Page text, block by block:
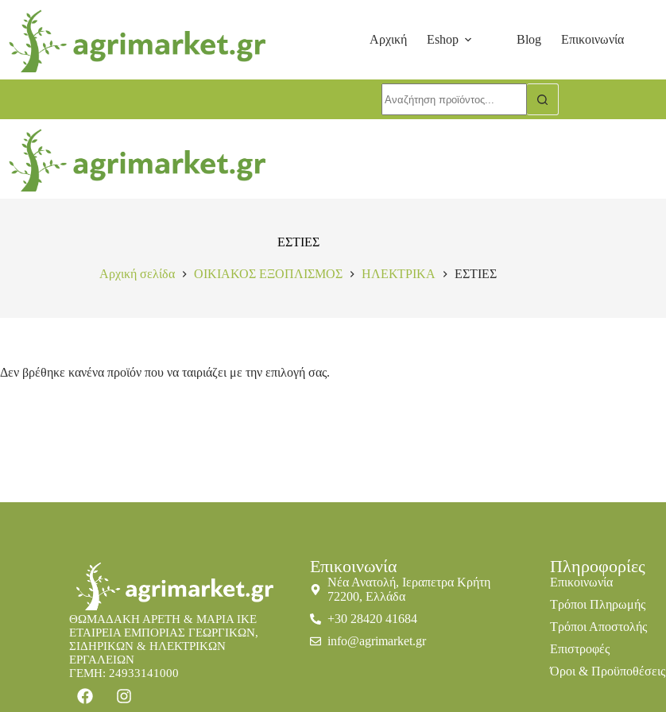
Αρχική Eshop Blog Επικοινωνία
ΕΣΤΙΕΣ
Αρχική σελίδα ΟΙΚΙΑΚΟΣ ΕΞΟΠΛΙΣΜΟΣ ΗΛΕΚΤΡΙΚΑ ΕΣΤΙΕΣ
Δεν βρέθηκε κανένα προϊόν που να ταιριάζει με την επιλογή σας.
ΘΩΜΑΔΑΚΗ ΑΡΕΤΗ & ΜΑΡΙΑ IKE
ΕΤΑΙΡΕΙΑ ΕΜΠΟΡΙΑΣ ΓΕΩΡΓΙΚΩΝ,
ΣΙΔΗΡΙΚΩΝ & ΗΛΕΚΤΡΙΚΩΝ
ΕΡΓΑΛΕΙΩΝ
ΓΕΜΗ: 24933141000
Επικοινωνία
Νέα Ανατολή, Ιεραπετρα Κρήτη
72200, Ελλάδα
+30 28420 41684
info@agrimarket.gr
Πληροφορίες
Επικοινωνία
Τρόποι Πληρωμής
Τρόποι Αποστολής
Επιστροφές
Όροι & Προϋποθέσεις